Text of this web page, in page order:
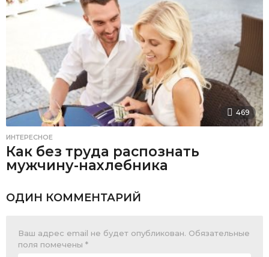
469
ИНТЕРЕСНОЕ
Как без труда распознать
мужчину-нахлебника
ОДИН КОММЕНТАРИЙ
Ваш адрес email не будет опубликован. Обязательные
поля помечены *